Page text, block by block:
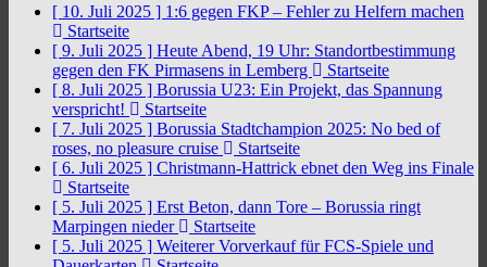
[ 10. Juli 2025 ] 1:6 gegen FKP – Fehler zu Helfern machen
Startseite
[ 9. Juli 2025 ] Heute Abend, 19 Uhr: Standortbestimmung
gegen den FK Pirmasens in Lemberg
Startseite
[ 8. Juli 2025 ] Borussia U23: Ein Projekt, das Spannung
verspricht!
Startseite
[ 7. Juli 2025 ] Borussia Stadtchampion 2025: No bed of
roses, no pleasure cruise
Startseite
[ 6. Juli 2025 ] Christmann-Hattrick ebnet den Weg ins Finale
Startseite
[ 5. Juli 2025 ] Erst Beton, dann Tore – Borussia ringt
Marpingen nieder
Startseite
[ 5. Juli 2025 ] Weiterer Vorverkauf für FCS-Spiele und